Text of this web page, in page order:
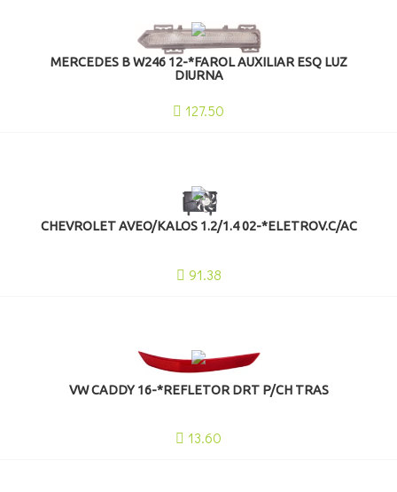
MERCEDES B W246 12-*FAROL AUXILIAR ESQ LUZ
DIURNA
127.50
CHEVROLET AVEO/KALOS 1.2/1.4 02-*ELETROV.C/AC
91.38
VW CADDY 16-*REFLETOR DRT P/CH TRAS
13.60